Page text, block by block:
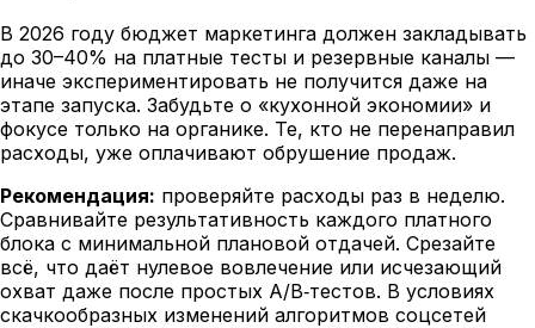
В 2026 году бюджет маркетинга должен закладывать
до 30–40% на платные тесты и резервные каналы —
иначе экспериментировать не получится даже на
этапе запуска. Забудьте о «кухонной экономии» и
фокусе только на органике. Те, кто не перенаправил
расходы, уже оплачивают обрушение продаж.
Рекомендация: проверяйте расходы раз в неделю.
Сравнивайте результативность каждого платного
блока с минимальной плановой отдачей. Срезайте
всё, что даёт нулевое вовлечение или исчезающий
охват даже после простых A/B‑тестов. В условиях
скачкообразных изменений алгоритмов соцсетей